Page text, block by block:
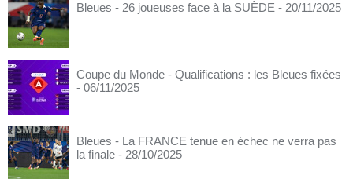
Bleues - 26 joueuses face à la SUÈDE - 20/11/2025
Coupe du Monde - Qualifications : les Bleues fixées
- 06/11/2025
Bleues - La FRANCE tenue en échec ne verra pas
la finale - 28/10/2025